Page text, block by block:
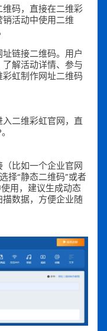
码，直接在二维彩
活动中使用二维
链接二维码。用户
解活动详情、参与
虹制作网址二维码
二维彩虹官网，直
比如一个企业官网
择“静态二维码”或者
用，建议生成动态
数据，方便企业随